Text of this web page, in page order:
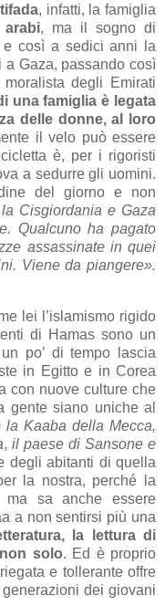
, infatti, la famiglia
arabi, ma il sogno di
e così a sedici anni la
a Gaza, passando così
degli Emirati
una famiglia è legata
delle donne, al loro
il velo può essere
è, per i rigoristi
a sedurre gli uomini.
del giorno e non
Cisgiordania e Gaza
Qualcuno ha pagato
assassinate in quei
Viene da piangere».
lei l’islamismo rigido
di Hamas sono un
po’ di tempo lascia
in Egitto e in Corea
con nuove culture che
gente siano uniche al
Kaaba della Mecca,
il paese di Sansone e
degli abitanti di quella
la nostra, perché la
ma sa anche essere
a non sentirsi più una
la lettura di
solo. Ed è proprio
e tollerante offre
dei giovani